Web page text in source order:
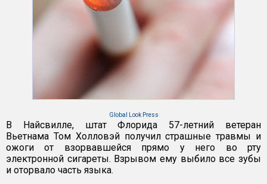
Global Look Press
В Найсвилле, штат Флорида 57-летний ветеран
Вьетнама Том Холловэй получил страшные травмы и
ожоги от взорвавшейся прямо у него во рту
электронной сигареты. Взрывом ему выбило все зубы
и оторвало часть языка.